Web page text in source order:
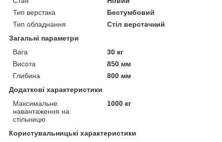
Тип верстака
Бестумбовий
Тип обладнання
Стіл верстачний
Загальні параметри
Вага
30 кг
Висота
850 мм
Глибина
800 мм
Додаткові характеристики
Максимальне
навантаження на
стільницю
1000 кг
Користувальницькі характеристики